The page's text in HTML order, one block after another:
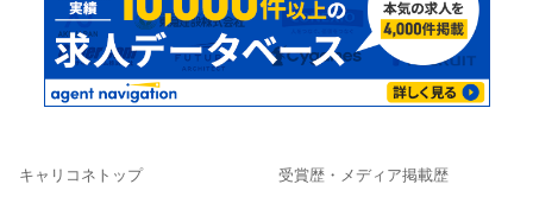
キャリコネトップ 受賞歴・メディア掲載歴